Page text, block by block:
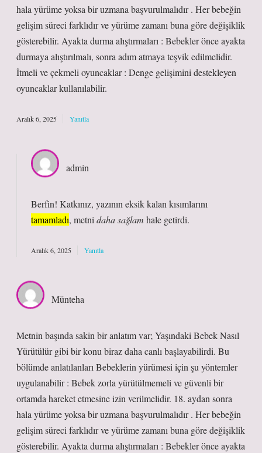
hala yürüme yoksa bir uzmana başvurulmalıdır . Her bebeğin
gelişim süreci farklıdır ve yürüme zamanı buna göre değişiklik
gösterebilir. Ayakta durma alıştırmaları : Bebekler önce ayakta
durmaya alıştırılmalı, sonra adım atmaya teşvik edilmelidir.
İtmeli ve çekmeli oyuncaklar : Denge gelişimini destekleyen
oyuncaklar kullanılabilir.
Aralık 6, 2025 Yanıtla
admin
Berfin! Katkınız, yazının eksik kalan kısımlarını
tamamladı, metni daha sağlam hale getirdi.
Aralık 6, 2025 Yanıtla
Münteha
Metnin başında sakin bir anlatım var; Yaşındaki Bebek Nasıl
Yürütülür gibi bir konu biraz daha canlı başlayabilirdi. Bu
bölümde anlatılanları Bebeklerin yürümesi için şu yöntemler
uygulanabilir : Bebek zorla yürütülmemeli ve güvenli bir
ortamda hareket etmesine izin verilmelidir. 18. aydan sonra
hala yürüme yoksa bir uzmana başvurulmalıdır . Her bebeğin
gelişim süreci farklıdır ve yürüme zamanı buna göre değişiklik
gösterebilir. Ayakta durma alıştırmaları : Bebekler önce ayakta